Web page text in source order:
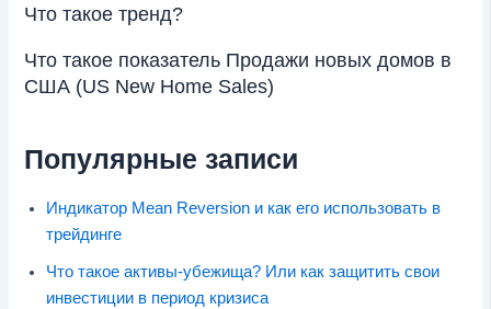
Что такое тренд?
Что такое показатель Продажи новых домов в
США (US New Home Sales)
Популярные записи
Индикатор Mean Reversion и как его использовать в
трейдинге
Что такое активы-убежища? Или как защитить свои
инвестиции в период кризиса